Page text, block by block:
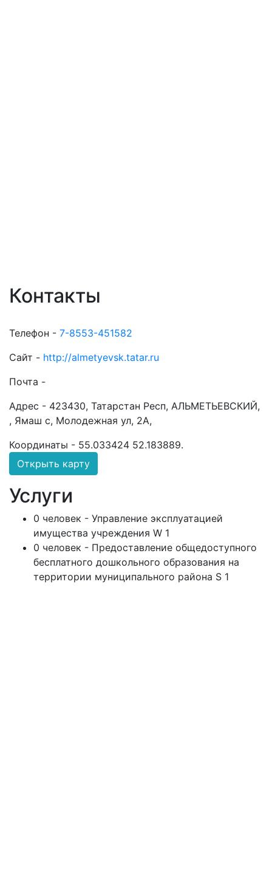
Контакты
Телефон - 7-8553-451582
Сайт - http://almetyevsk.tatar.ru
Почта -
Адрес - 423430, Татарстан Респ, АЛЬМЕТЬЕВСКИЙ,
, Ямаш с, Молодежная ул, 2А,
Координаты - 55.033424 52.183889.
Открыть карту
Услуги
0 человек - Управление эксплуатацией
имущества учреждения W 1
0 человек - Предоставление общедоступного
бесплатного дошкольного образования на
территории муниципального района S 1